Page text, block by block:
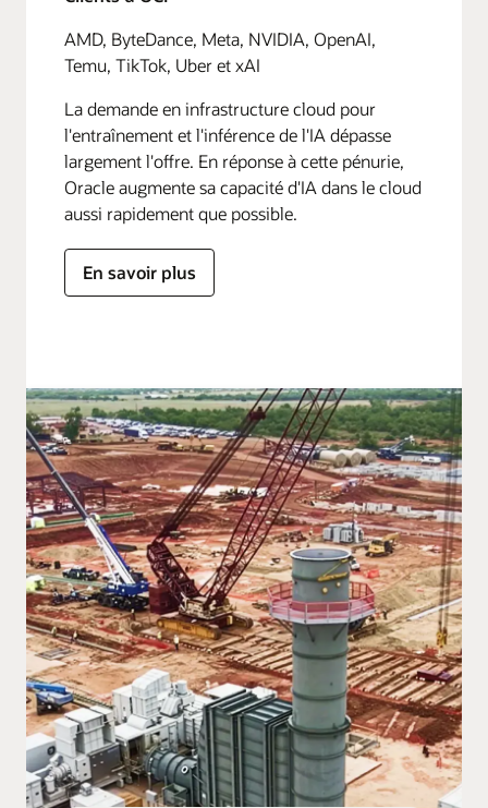
AMD, ByteDance, Meta, NVIDIA, OpenAI,
Temu, TikTok, Uber et xAI
La demande en infrastructure cloud pour
l'entraînement et l'inférence de l'IA dépasse
largement l'offre. En réponse à cette pénurie,
Oracle augmente sa capacité d'IA dans le cloud
aussi rapidement que possible.
En savoir plus